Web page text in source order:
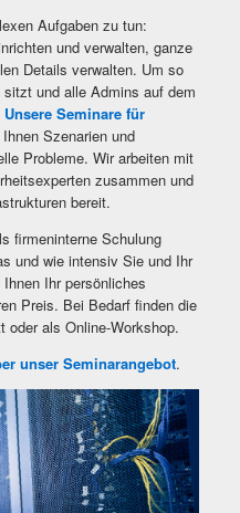
Aufgaben zu tun:
und verwalten, ganze
Details verwalten. Um so
und alle Admins auf dem
Unsere Seminare für
Szenarien und
Probleme. Wir arbeiten mit
zusammen und
bereit.
firmeninterne Schulung
und wie intensiv Sie und Ihr
Ihr persönliches
Preis. Bei Bedarf finden die
oder als Online-Workshop.
unser Seminarangebot.